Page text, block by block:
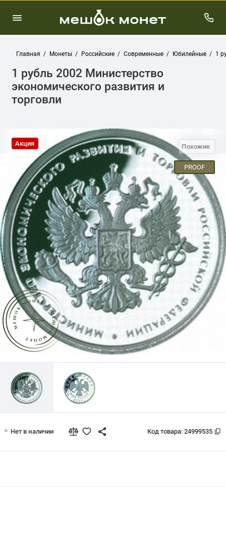
Главная Монеты Российские Современные Юбилейные 1
1 рубль 2002 Министерство
экономического развития и
торговли
Похожие
PROOF
Акция
Нет в наличии Код товара: 24999535